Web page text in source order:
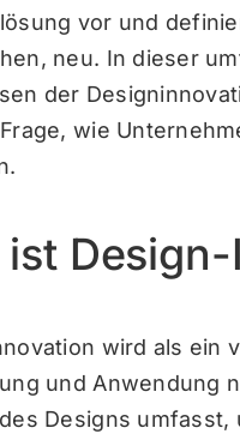
vor und
neu. In dieser
der
wie
ist
wird als ein
und Anwendung
Designs